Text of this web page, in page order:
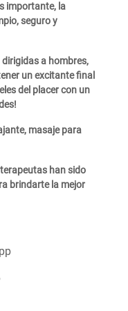
importante, la
seguro y
a hombres,
un excitante final
del placer con un
masaje para
han sido
brindarte la mejor